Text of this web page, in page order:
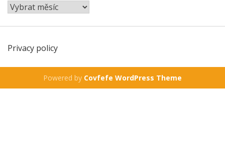
Privacy policy
Powered by Covfefe WordPress Theme